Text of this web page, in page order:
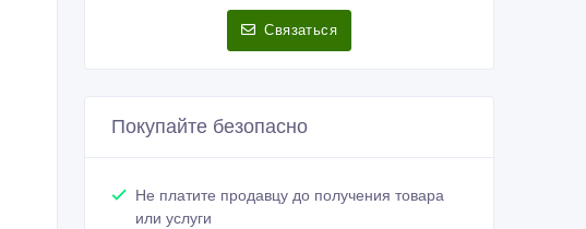
Связаться
Покупайте безопасно
Не платите продавцу до получения товара
или услуги